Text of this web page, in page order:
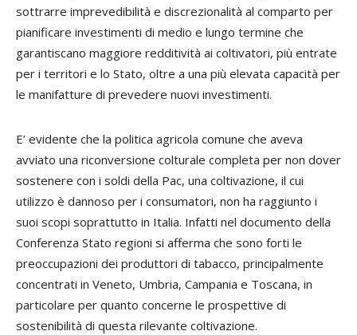
sottrarre imprevedibilità e discrezionalità al comparto per
pianificare investimenti di medio e lungo termine che
garantiscano maggiore redditività ai coltivatori, più entrate
per i territori e lo Stato, oltre a una più elevata capacità per
le manifatture di prevedere nuovi investimenti.
E’ evidente che la politica agricola comune che aveva
avviato una riconversione colturale completa per non dover
sostenere con i soldi della Pac, una coltivazione, il cui
utilizzo è dannoso per i consumatori, non ha raggiunto i
suoi scopi soprattutto in Italia. Infatti nel documento della
Conferenza Stato regioni si afferma che sono forti le
preoccupazioni dei produttori di tabacco, principalmente
concentrati in Veneto, Umbria, Campania e Toscana, in
particolare per quanto concerne le prospettive di
sostenibilità di questa rilevante coltivazione.